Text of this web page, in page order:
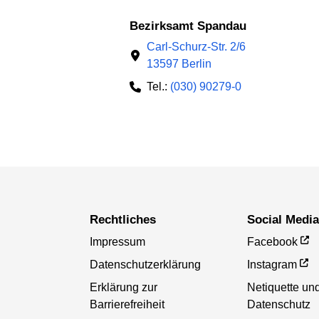
Bezirksamt Spandau
Carl-Schurz-Str. 2/6
13597 Berlin
Tel.: (030) 90279-0
Rechtliches
Impressum
Datenschutzerklärung
Erklärung zur
Barrierefreiheit
Social Media
Facebook
Instagram
Netiquette
Datenschutz